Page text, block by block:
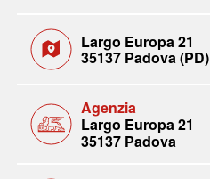
Largo Europa 21
35137 Padova (PD)
Agenzia
Largo Europa 21
35137 Padova